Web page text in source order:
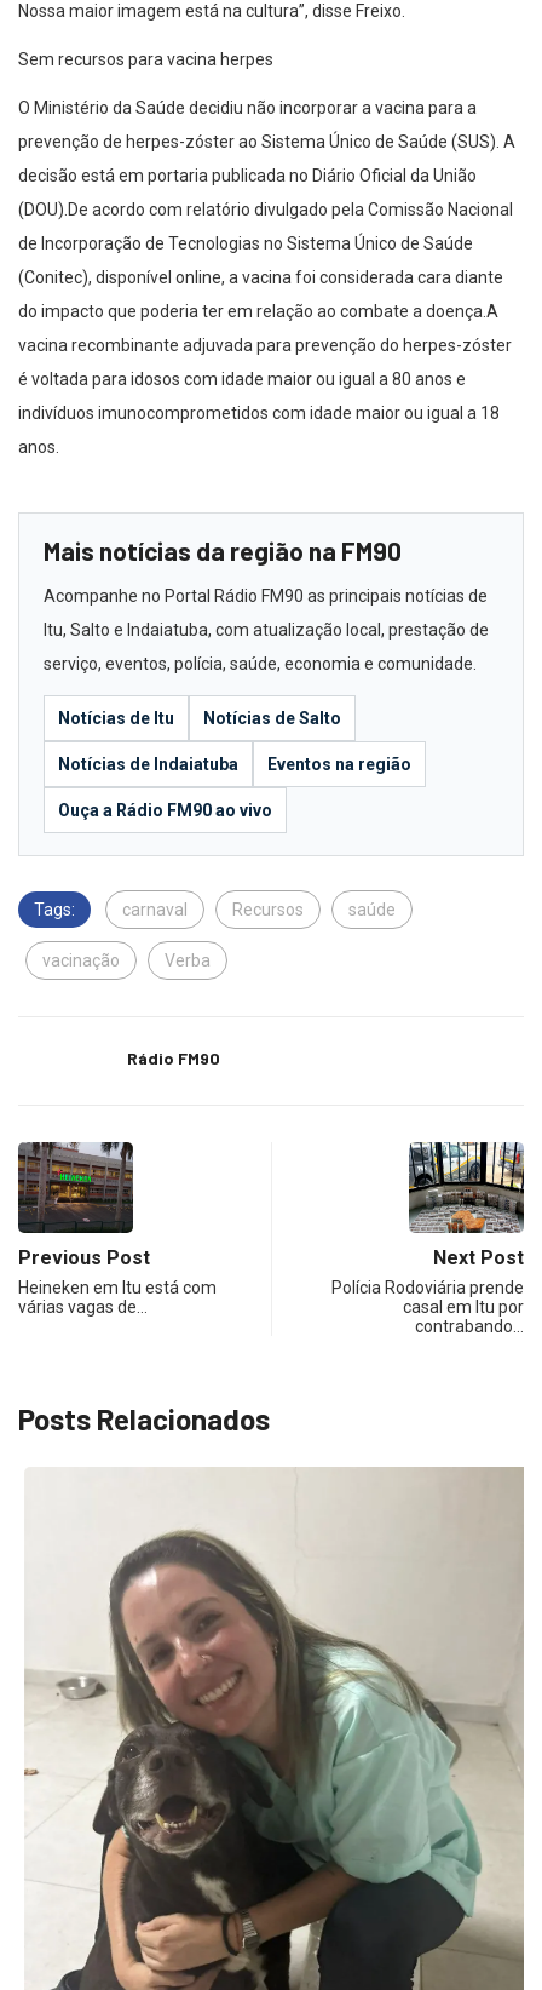
Nossa maior imagem está na cultura”, disse Freixo.
Sem recursos para vacina herpes
O Ministério da Saúde decidiu não incorporar a vacina para a
prevenção de herpes-zóster ao Sistema Único de Saúde (SUS). A
decisão está em portaria publicada no Diário Oficial da União
(DOU).De acordo com relatório divulgado pela Comissão Nacional
de Incorporação de Tecnologias no Sistema Único de Saúde
(Conitec), disponível online, a vacina foi considerada cara diante
do impacto que poderia ter em relação ao combate a doença.A
vacina recombinante adjuvada para prevenção do herpes-zóster
é voltada para idosos com idade maior ou igual a 80 anos e
indivíduos imunocomprometidos com idade maior ou igual a 18
anos.
Mais notícias da região na FM90
Acompanhe no Portal Rádio FM90 as principais notícias de
Itu, Salto e Indaiatuba, com atualização local, prestação de
serviço, eventos, polícia, saúde, economia e comunidade.
Notícias de Itu Notícias de Salto
Notícias de Indaiatuba Eventos na região
Ouça a Rádio FM90 ao vivo
Tags: carnaval Recursos saúde
vacinação Verba
Rádio FM90
Previous Post
Heineken em Itu está com
várias vagas de…
Next Post
Polícia Rodoviária prende
casal em Itu por
contrabando…
Posts Relacionados